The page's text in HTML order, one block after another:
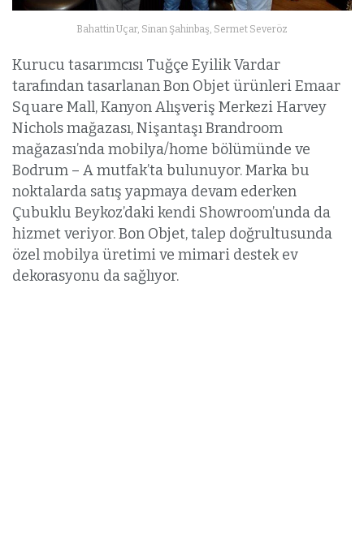
Bahattin Uçar, Sinan Şahinbaş, Sermet Severöz
Kurucu tasarımcısı Tuğçe Eyilik Vardar
tarafından tasarlanan Bon Objet ürünleri Emaar
Square Mall, Kanyon Alışveriş Merkezi Harvey
Nichols mağazası, Nişantaşı Brandroom
mağazası’nda mobilya/home bölümünde ve
Bodrum – A mutfak’ta bulunuyor. Marka bu
noktalarda satış yapmaya devam ederken
Çubuklu Beykoz’daki kendi Showroom’unda da
hizmet veriyor. Bon Objet, talep doğrultusunda
özel mobilya üretimi ve mimari destek ev
dekorasyonu da sağlıyor.